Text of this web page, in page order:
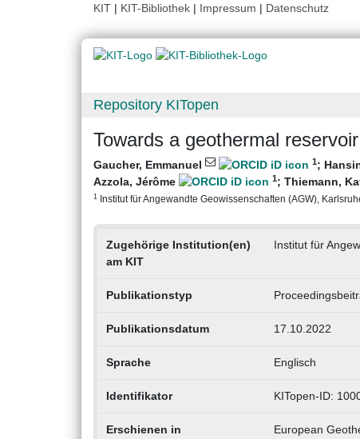
KIT | KIT-Bibliothek | Impressum | Datenschutz
Repository KITopen
Towards a geothermal
Gaucher, Emmanuel 1;
Azzola, Jérôme
1; Thiemann,
1 Institut für Angewandte Geowissenschaften (AGW),
Zugehörige Institution(en)
am KIT
Institut für
Publikationstyp
Publikationsdatum 17.10.2022
Sprache Englisch
Identifikator KITopen-ID:
Erschienen in
European